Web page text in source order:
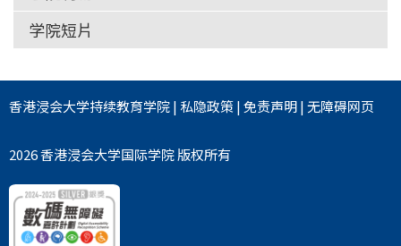
学院短片
香港浸会大学持续教育学院| 私隐政策|免责声明|无障碍网页
2026 香港浸会大学国际学院 版权所有